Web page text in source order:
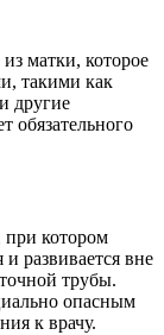
матки, которое
такими как
другие
обязательного
при котором
развивается вне
трубы.
опасным
к врачу.